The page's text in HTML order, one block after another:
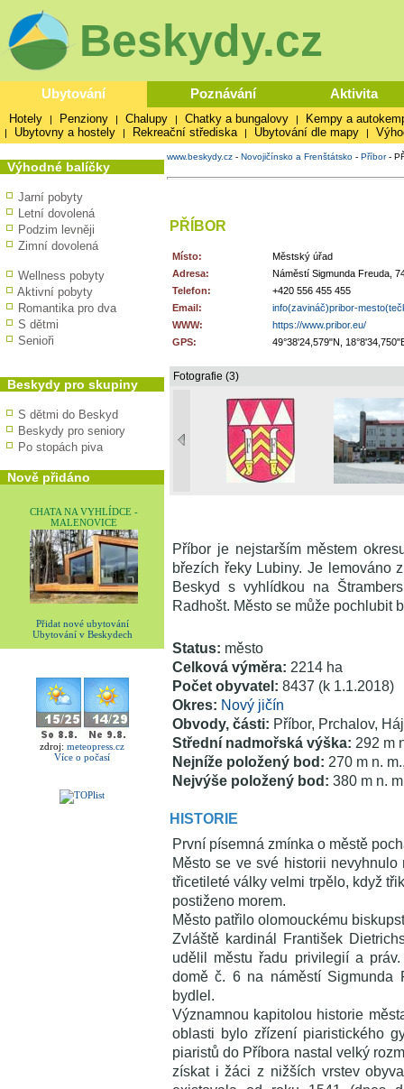
Beskydy.cz
Ubytování Poznávání Aktivita
Hotely | Penziony | Chalupy | Chatky a bungalovy | Kempy a
| Ubytovny a hostely | Rekreační střediska | Ubytování dle mapy |
Výhodné balíčky
Jarní pobyty
Letní dovolená
Podzim levněji
Zimní dovolená
Wellness pobyty
Aktivní pobyty
Romantika pro dva
S dětmi
Senioři
Beskydy pro skupiny
S dětmi do Beskyd
Beskydy pro seniory
Po stopách piva
Nově přidáno
CHATA NA VYHLÍDCE -
MALENOVICE
Přidat nové ubytování
Ubytování v Beskydech
zdroj: meteopress.cz
Více o počasí
www.beskydy.cz - Novojičínsko a Frenštátsko - Příbor-
PŘÍBOR
Místo:
Městský úřad
Adresa:
Náměstí Sigmunda Freuda,
Telefon:
+420 556 455 455
Email:
info(zavináč)pribor-
WWW:
https://www.pribor.eu/
GPS:
49°38'24,579"N,
Fotografie (3)
Příbor je nejstarším městem
březích řeky Lubiny. Je lemováno
Beskyd s vyhlídkou na
Radhošt. Město se může pochlubit
Status: město
Celková výměra: 2214 ha
Počet obyvatel: 8437 (k 1.1.2018)
Okres: Nový jičín
Obvody, části: Příbor, Prchalov,
Střední nadmořská výška: 292 m
Nejníže položený bod: 270 m n.
Nejvýše položený bod: 380 m n.
HISTORIE
První písemná zmínka o městě
Město se ve své historii
třicetileté války velmi trpělo, když
postiženo morem.
Město patřilo olomouckému
Zvláště kardinál František
udělil městu řadu privilegií a
domě č. 6 na náměstí Sigmunda
bydlel.
Významnou kapitolou historie
oblasti bylo zřízení piaristického
piaristů do Příbora nastal velký
získat i žáci z nižších vrstev